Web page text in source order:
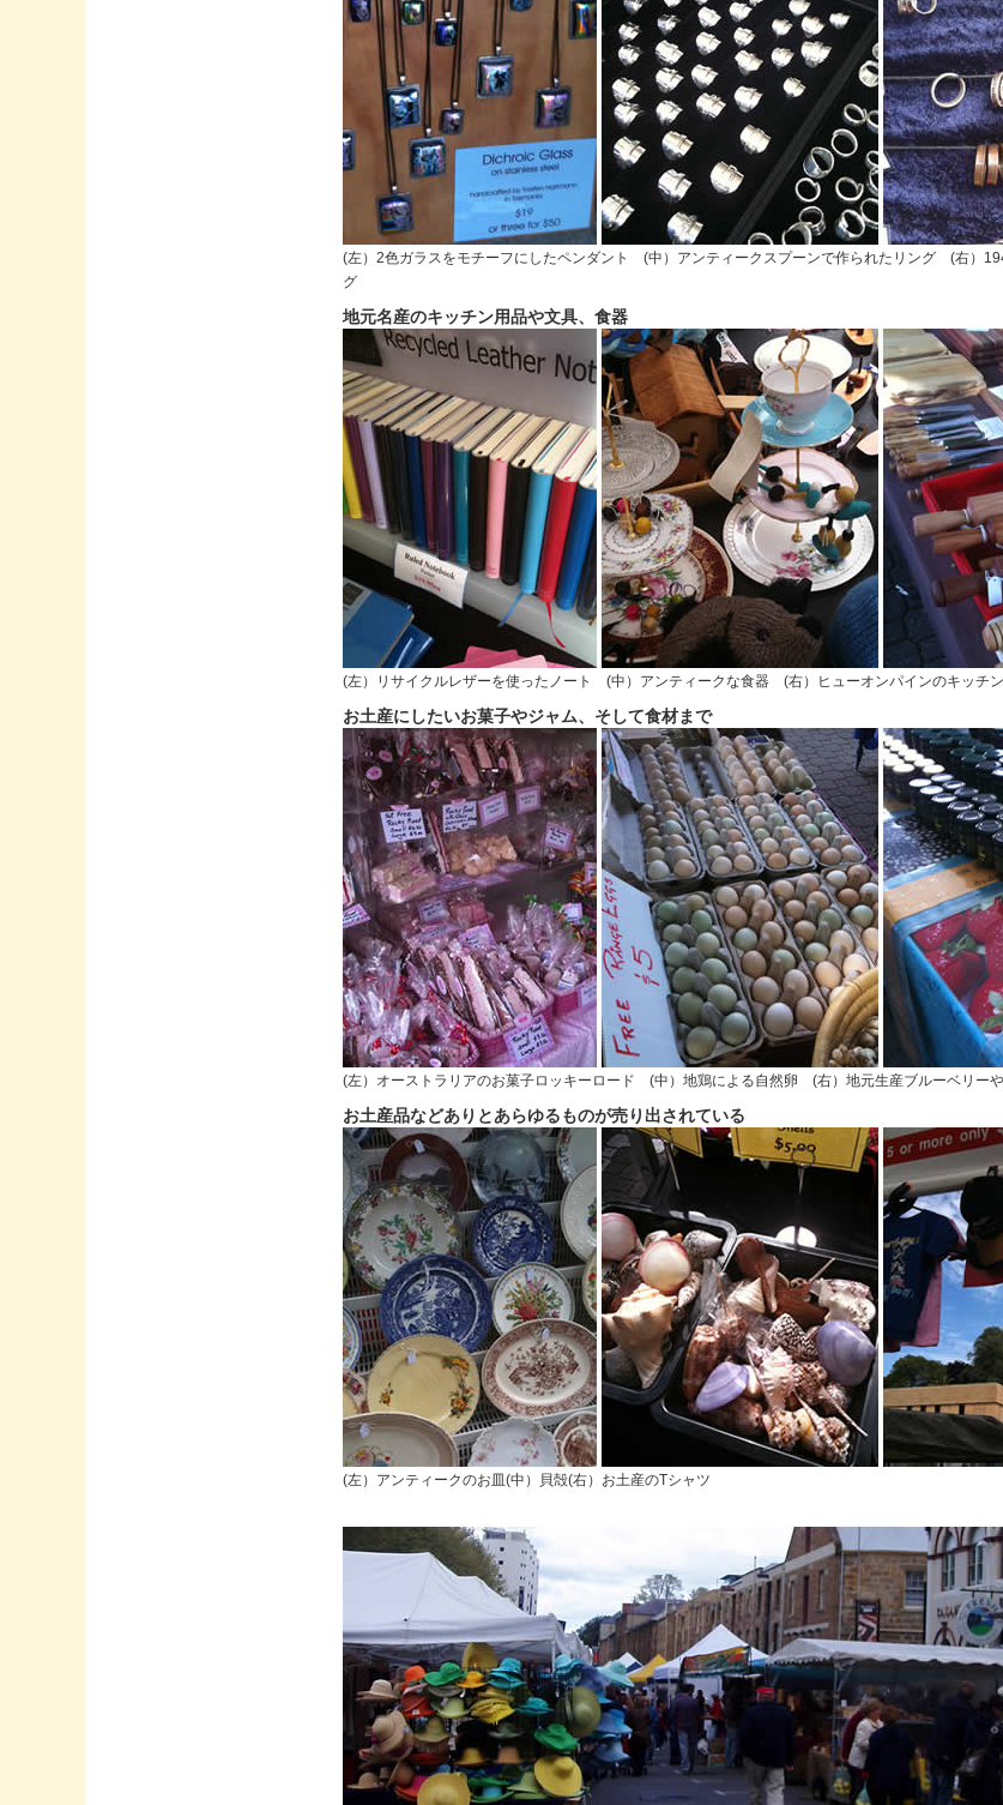
(左）2色ガラスをモチーフにしたペンダント (中）アンティークスプーンで作られたリング (右）
グ
地元名産のキッチン用品や文具、食器
(左）リサイクルレザーを使ったノート (中）アンティークな食器 (右）ヒューオンパインのキッチ
お土産にしたいお菓子やジャム、そして食材まで
(左）オーストラリアのお菓子ロッキーロード (中）地鶏による自然卵 (右）地元生産ブルーベリー
お土産品などありとあらゆるものが売り出されている
(左）アンティークのお皿(中）貝殻(右）お土産のTシャツ